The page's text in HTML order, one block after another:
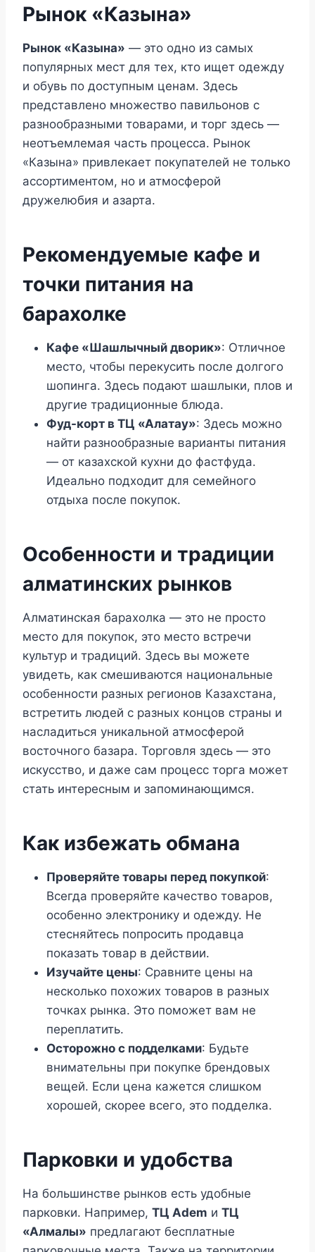
Рынок «Казына»
Рынок «Казына» — это одно из самых
популярных мест для тех, кто ищет одежду
и обувь по доступным ценам. Здесь
представлено множество павильонов с
разнообразными товарами, и торг здесь —
неотъемлемая часть процесса. Рынок
«Казына» привлекает покупателей не только
ассортиментом, но и атмосферой
дружелюбия и азарта.
Рекомендуемые кафе и
точки питания на
барахолке
Кафе «Шашлычный дворик»: Отличное
место, чтобы перекусить после долгого
шопинга. Здесь подают шашлыки, плов и
другие традиционные блюда.
Фуд-корт в ТЦ «Алатау»: Здесь можно
найти разнообразные варианты питания
— от казахской кухни до фастфуда.
Идеально подходит для семейного
отдыха после покупок.
Особенности и традиции
алматинских рынков
Алматинская барахолка — это не просто
место для покупок, это место встречи
культур и традиций. Здесь вы можете
увидеть, как смешиваются национальные
особенности разных регионов Казахстана,
встретить людей с разных концов страны и
насладиться уникальной атмосферой
восточного базара. Торговля здесь — это
искусство, и даже сам процесс торга может
стать интересным и запоминающимся.
Как избежать обмана
Проверяйте товары перед покупкой:
Всегда проверяйте качество товаров,
особенно электронику и одежду. Не
стесняйтесь попросить продавца
показать товар в действии.
Изучайте цены: Сравните цены на
несколько похожих товаров в разных
точках рынка. Это поможет вам не
переплатить.
Осторожно с подделками: Будьте
внимательны при покупке брендовых
вещей. Если цена кажется слишком
хорошей, скорее всего, это подделка.
Парковки и удобства
На большинстве рынков есть удобные
парковки. Например, ТЦ Adem и ТЦ
«Алмалы» предлагают бесплатные